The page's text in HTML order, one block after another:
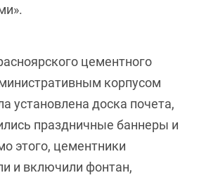
цементного
корпусом
установлена доска почета,
праздничные баннеры и
этого, цементники
и включили фонтан,